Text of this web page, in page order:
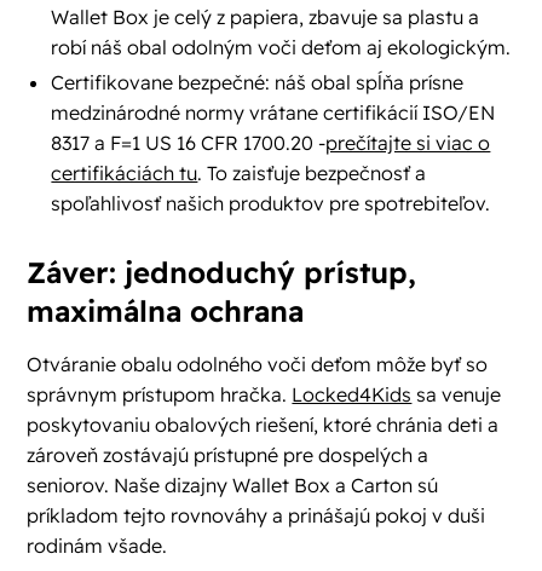
Wallet Box je celý z papiera, zbavuje sa plastu a
robí náš obal odolným voči deťom aj ekologickým.
Certifikovane bezpečné: náš obal spĺňa prísne
medzinárodné normy vrátane certifikácií ISO/EN
8317 a F=1 US 16 CFR 1700.20 -prečítajte si viac o
certifikáciách tu. To zaisťuje bezpečnosť a
spoľahlivosť našich produktov pre spotrebiteľov.
Záver: jednoduchý prístup,
maximálna ochrana
Otváranie obalu odolného voči deťom môže byť so
správnym prístupom hračka. Locked4Kids sa venuje
poskytovaniu obalových riešení, ktoré chránia deti a
zároveň zostávajú prístupné pre dospelých a
seniorov. Naše dizajny Wallet Box a Carton sú
príkladom tejto rovnováhy a prinášajú pokoj v duši
rodinám všade.